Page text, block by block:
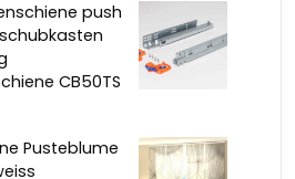
push
CB50TS
Pusteblume